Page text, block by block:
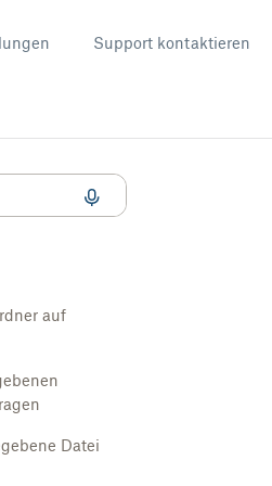
Support kontaktieren
auf
Datei